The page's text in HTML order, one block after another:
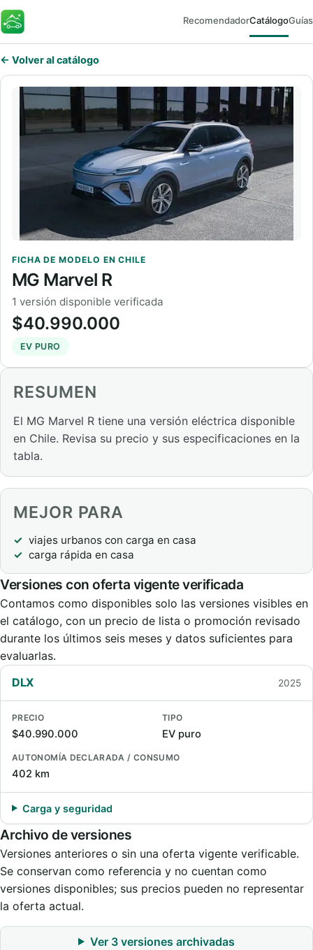
FaroEV RecomendadorCatálogoGuías
← Volver al catálogo
FICHA DE MODELO EN CHILE
MG Marvel R
1 versión disponible verificada
$40.990.000
EV PURO
RESUMEN
El MG Marvel R tiene una versión eléctrica disponible
en Chile. Revisa su precio y sus especificaciones en la
tabla.
MEJOR PARA
viajes urbanos con carga en casa
carga rápida en casa
Versiones con oferta vigente verificada
Contamos como disponibles solo las versiones visibles en
el catálogo, con un precio de lista o promoción revisado
durante los últimos seis meses y datos suficientes para
evaluarlas.
DLX
2025
PRECIO
$40.990.000
TIPO
EV puro
AUTONOMÍA DECLARADA / CONSUMO
402 km
Carga y seguridad
Archivo de versiones
Versiones anteriores o sin una oferta vigente verificable.
Se conservan como referencia y no cuentan como
versiones disponibles; sus precios pueden no representar
la oferta actual.
Ver 3 versiones archivadas